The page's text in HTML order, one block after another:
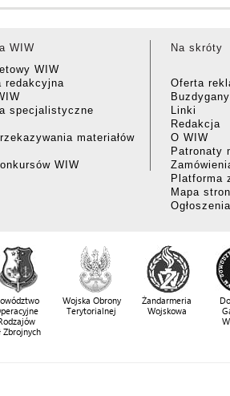
WIW
WIW
redakcyjna
specjalistyczne
materiałów
WIW
Na skróty
Oferta
Linki
Redakcja
O WIW
Patronaty
Platforma
Mapa
Zbrojnych
Wojska Obrony
Terytorialnej
Żandarmeria
Wojskowa